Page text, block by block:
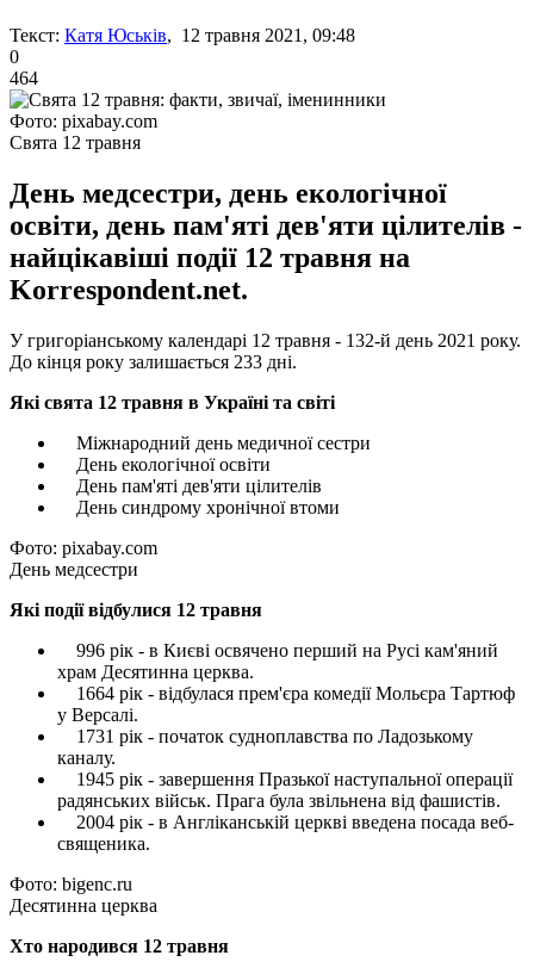
Текст: Катя Юськів, 12 травня 2021, 09:48
0
464
Фото: pixabay.com
Свята 12 травня
День медсестри, день екологічної
освіти, день пам'яті дев'яти цілителів -
найцікавіші події 12 травня на
Korrespondent.net.
У григоріанському календарі 12 травня - 132-й день 2021 року.
До кінця року залишається 233 дні.
Які свята 12 травня в Україні та світі
Міжнародний день медичної сестри
День екологічної освіти
День пам'яті дев'яти цілителів
День синдрому хронічної втоми
Фото: pixabay.com
День медсестри
Які події відбулися 12 травня
996 рік - в Києві освячено перший на Русі кам'яний
храм Десятинна церква.
1664 рік - відбулася прем'єра комедії Мольєра Тартюф
у Версалі.
1731 рік - початок судноплавства по Ладозькому
каналу.
1945 рік - завершення Празької наступальної операції
радянських військ. Прага була звільнена від фашистів.
2004 рік - в Англіканській церкві введена посада веб-
священика.
Фото: bigenc.ru
Десятинна церква
Хто народився 12 травня